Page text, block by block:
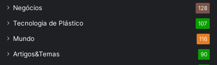
Negócios 128
Tecnologia de Plástico 107
Mundo 116
Artigos&Temas 90